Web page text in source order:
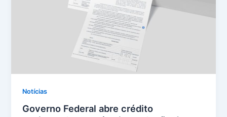
Notícias
Governo Federal abre crédito